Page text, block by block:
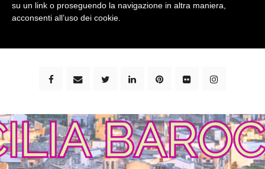
bimbi e viaggi - family travel blog: community #1 in
su un link o proseguendo la navigazione in altra maniera,
acconsenti all’uso dei cookie.